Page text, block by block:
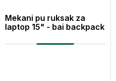
Mekani pu ruksak za
laptop 15" - bai backpack